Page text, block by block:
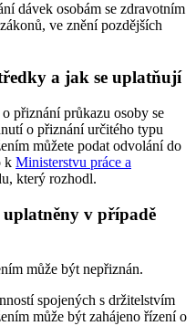
dávek osobám se zdravotním
ve znění pozdějších
a jak se uplatňují
přiznání průkazu osoby se
o přiznání určitého typu
můžete podat odvolání do
k Ministerstvu práce a
který rozhodl.
uplatněny v případě
může být nepřiznán.
spojených s držitelstvím
může být zahájeno řízení o